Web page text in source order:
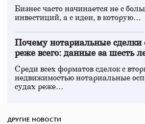
Бизнес часто начинается не с
инвестиций, а с идеи, в которую…
Почему нотариальные сделки
реже всего: данные за шесть
Среди всех форматов сделок с
недвижимостью нотариальные
судах реже…
ДРУГИЕ НОВОСТИ